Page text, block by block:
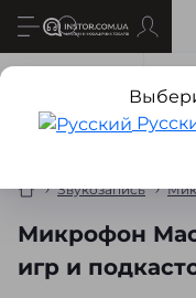
Звукозапись
Микрофон
игр и
Все о товаре